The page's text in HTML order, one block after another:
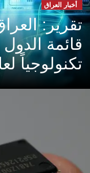
أخبار العراق
تقرير:
قائمة الدول
تكنولوجياً لعام